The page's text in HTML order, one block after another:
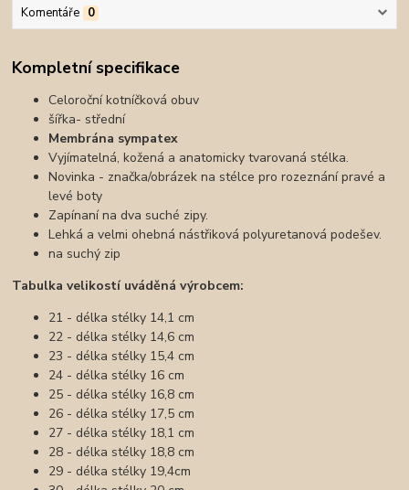
Komentáře 0
Kompletní specifikace
Celoroční kotníčková obuv
šířka- střední
Membrána sympatex
Vyjímatelná, kožená a anatomicky tvarovaná stélka.
Novinka - značka/obrázek na stélce pro rozeznání pravé a
levé boty
Zapínaní na dva suché zipy.
Lehká a velmi ohebná nástřiková polyuretanová podešev.
na suchý zip
Tabulka velikostí uváděná výrobcem:
21 - délka stélky 14,1 cm
22 - délka stélky 14,6 cm
23 - délka stélky 15,4 cm
24 - délka stélky 16 cm
25 - délka stélky 16,8 cm
26 - délka stélky 17,5 cm
27 - délka stélky 18,1 cm
28 - délka stélky 18,8 cm
29 - délka stélky 19,4cm